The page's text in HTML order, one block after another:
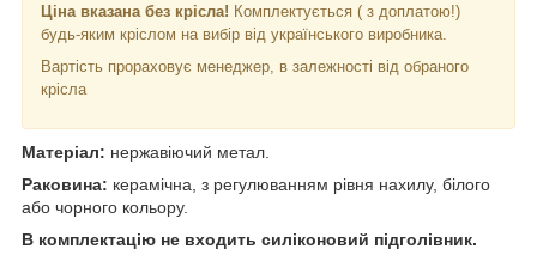
Ціна вказана без крісла! Комплектується ( з доплатою!)
будь-яким кріслом на вибір від українського виробника.
Вартість прораховує менеджер, в залежності від обраного
крісла
Матеріал: нержавіючий метал.
Раковина: керамічна, з регулюванням рівня нахилу, білого
або чорного кольору.
В комплектацію не входить силіконовий підголівник.